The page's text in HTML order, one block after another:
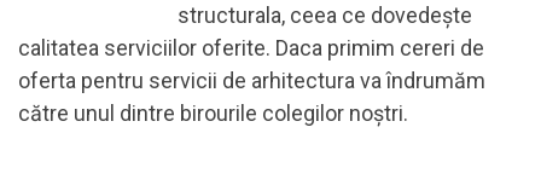
structurala, ceea ce dovedește
calitatea serviciilor oferite. Daca primim cereri de
oferta pentru servicii de arhitectura va îndrumăm
către unul dintre birourile colegilor noștri.